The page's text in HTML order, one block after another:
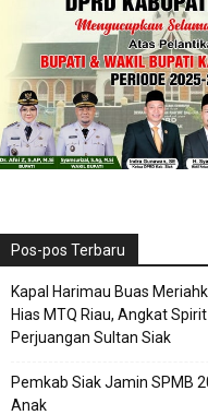
Pos-pos Terbaru
Kapal Harimau Buas
Hias MTQ Riau, Angkat
Perjuangan Sultan Siak
Pemkab Siak Jamin SPMB
Anak